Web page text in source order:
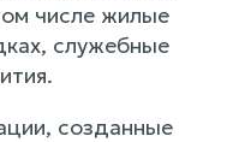
числе жилые
служебные
созданные